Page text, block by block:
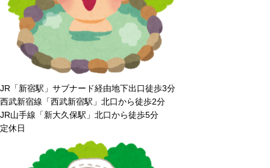
JR「新宿駅」サブナード経由地下出口徒歩3分
西武新宿線「西武新宿駅」北口から徒歩2分
JR山手線「新大久保駅」北口から徒歩5分
定休日